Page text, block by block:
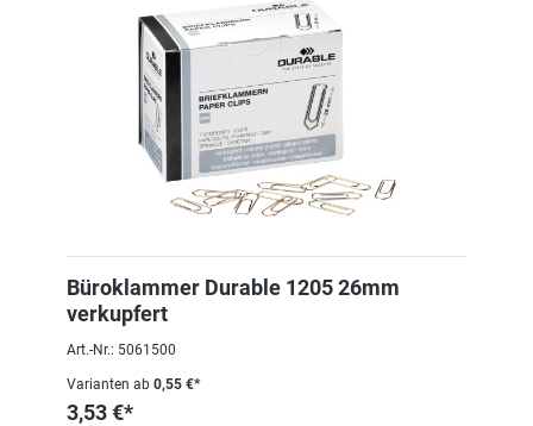
Büroklammer Durable 1205 26mm
verkupfert
Art.-Nr.: 5061500
Varianten ab 0,55 €*
3,53 €*